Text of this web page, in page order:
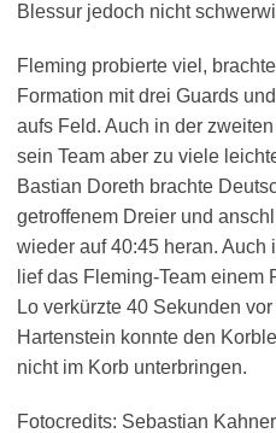
Blessur jedoch nicht
Fleming probierte viel,
Formation mit drei Guards
aufs Feld. Auch in der
sein Team aber zu viele
Bastian Doreth brachte
getroffenem Dreier und
wieder auf 40:45 heran. Auch
lief das Fleming-Team einem
Lo verkürzte 40 Sekunden
Hartenstein konnte den
nicht im Korb unterbringen.
Fotocredits: Sebastian